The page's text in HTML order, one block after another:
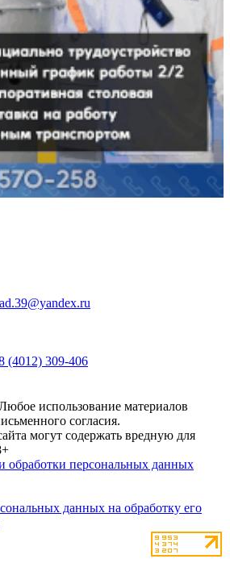
(4012) 309-406
использование материалов
согласия.
могут содержать вредную для
обработки персональных данных
данных на обработку его